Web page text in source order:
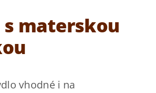
materskou
vhodné i na